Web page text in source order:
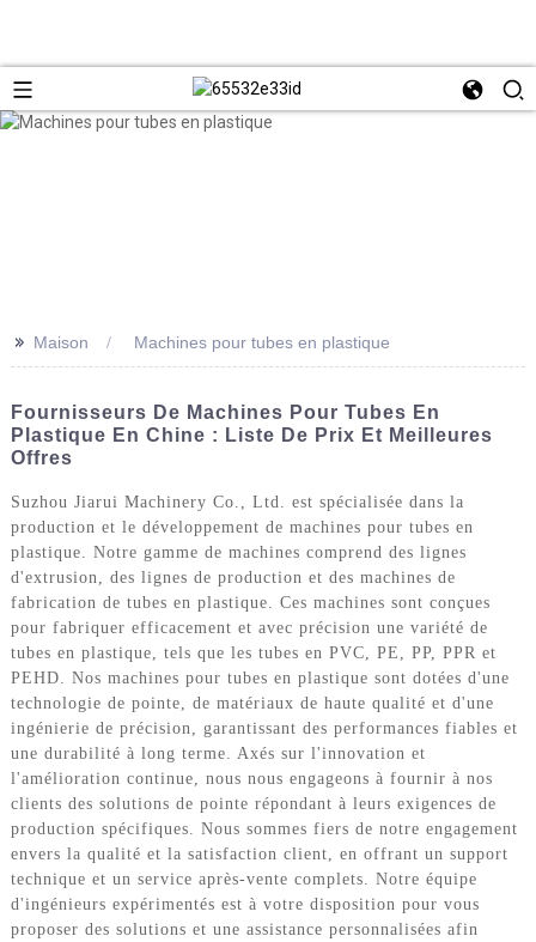
>> Maison Machines pour tubes en plastique
Fournisseurs De Machines Pour Tubes En
Plastique En Chine : Liste De Prix Et Meilleures
Offres
Suzhou Jiarui Machinery Co., Ltd. est spécialisée dans la
production et le développement de machines pour tubes en
plastique. Notre gamme de machines comprend des lignes
d'extrusion, des lignes de production et des machines de
fabrication de tubes en plastique. Ces machines sont conçues
pour fabriquer efficacement et avec précision une variété de
tubes en plastique, tels que les tubes en PVC, PE, PP, PPR et
PEHD. Nos machines pour tubes en plastique sont dotées d'une
technologie de pointe, de matériaux de haute qualité et d'une
ingénierie de précision, garantissant des performances fiables et
une durabilité à long terme. Axés sur l'innovation et
l'amélioration continue, nous nous engageons à fournir à nos
clients des solutions de pointe répondant à leurs exigences de
production spécifiques. Nous sommes fiers de notre engagement
envers la qualité et la satisfaction client, en offrant un support
technique et un service après-vente complets. Notre équipe
d'ingénieurs expérimentés est à votre disposition pour vous
proposer des solutions et une assistance personnalisées afin